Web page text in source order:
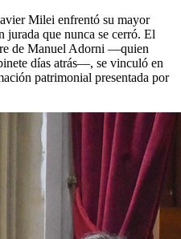
Milei enfrentó su mayor
jurada que nunca se cerró. El
de Manuel Adorni —quien
días atrás—, se vinculó en
patrimonial presentada por